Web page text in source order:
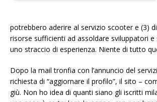
potrebbero aderire al servizio scooter e (3)
risorse sufficienti ad assoldare sviluppatori
uno straccio di esperienza. Niente di tutto
Dopo la mail tronfia con l’annuncio del
richiesta di “aggiornare il profilo”, il sito –
giù. Non ho idea di quanti siano gli iscritti